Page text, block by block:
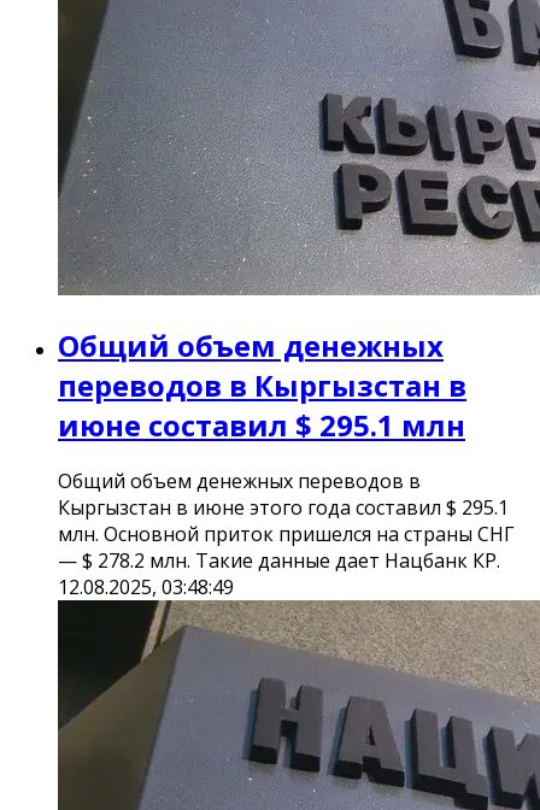
Общий объем денежных
переводов в Кыргызстан в
июне составил $ 295.1 млн
Общий объем денежных переводов в
Кыргызстан в июне этого года составил $ 295.1
млн. Основной приток пришелся на страны СНГ
— $ 278.2 млн. Такие данные дает Нацбанк КР.
12.08.2025, 03:48:49